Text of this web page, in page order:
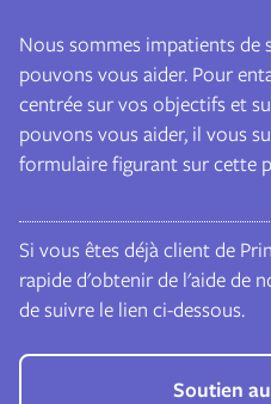
Nous sommes impatients
pouvons vous aider. Pour
centrée sur vos objectifs et
pouvons vous aider, il vous
formulaire figurant sur cette
Si vous êtes déjà client de
rapide d'obtenir de l'aide de
de suivre le lien ci-dessous.
Soutien